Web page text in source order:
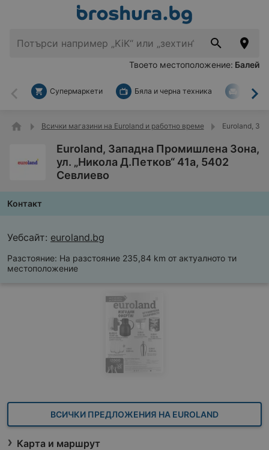
Твоето местоположение: Балей
Назад
Супермаркети Бяла и черна техника За
Всички магазини на Euroland и работно време Euroland,
Euroland, Западна Промишлена Зона,
ул. „Никола Д.Петков“ 41а, 5402
Севлиево
Контакт
Уебсайт: euroland.bg
Разстояние: На разстояние 235,84 km от актуалното ти
местоположение
ВСИЧКИ ПРЕДЛОЖЕНИЯ НА EUROLAND
Карта и маршрут